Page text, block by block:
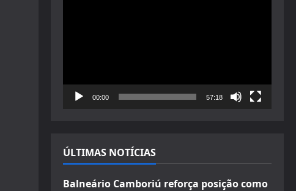
00:00 57:18
ÚLTIMAS NOTÍCIAS
Balneário Camboriú reforça posição como